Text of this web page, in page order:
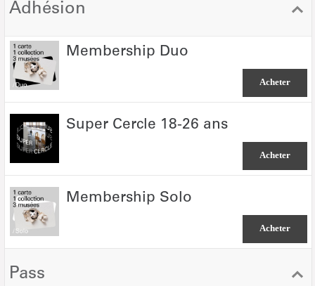
Collection
Adhésion
Membership
Duo
Membership Duo
Acheter
Super
Cercle
18-
26
ans
Super Cercle 18-26 ans
Acheter
Membership
Solo
Membership Solo
Acheter
Pass